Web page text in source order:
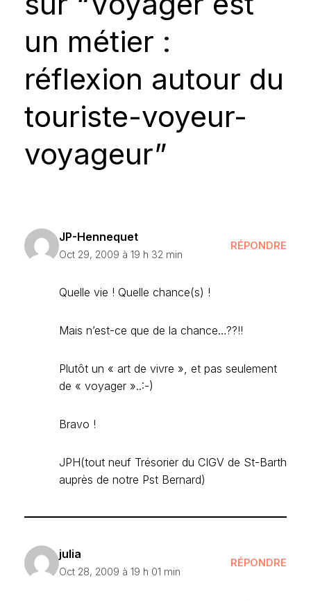
un métier :
réflexion autour du
touriste-voyeur-
voyageur”
JP-Hennequet
Oct 29, 2009 à 19 h 32 min
RÉPONDRE
Quelle vie ! Quelle chance(s) !
Mais n’est-ce que de la chance…??!!
Plutôt un « art de vivre », et pas seulement
de « voyager »..:-)
Bravo !
JPH(tout neuf Trésorier du CIGV de St-Barth
auprès de notre Pst Bernard)
julia
Oct 28, 2009 à 19 h 01 min
RÉPONDRE